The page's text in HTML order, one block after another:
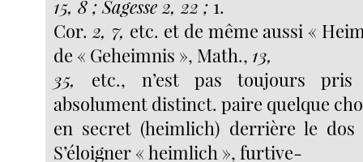
15, 8 ; Sagesse 2, 22 ; 1.
Cor. 2, 7, etc. et de même aussi «
de « Geheimnis », Math., 13,
35, etc., n’est pas toujours
absolument distinct. paire quelque
en secret (heimlich) derrière le dos
S’éloigner « heimlich », furtive-